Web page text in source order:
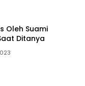
Oleh Suami
Ditanya